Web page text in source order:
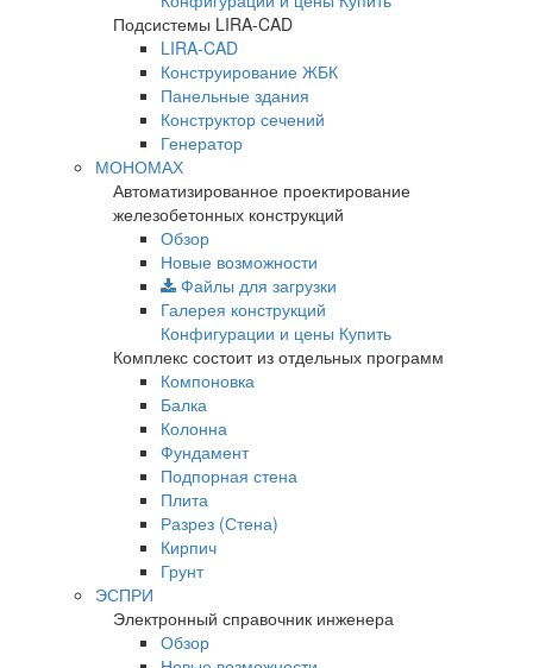
Подсистемы LIRA-CAD
LIRA-CAD
Конструирование ЖБК
Панельные здания
Конструктор сечений
Генератор
МОНОМАХ
Автоматизированное проектирование
железобетонных конструкций
Обзор
Новые возможности
Файлы для загрузки
Галерея конструкций
Конфигурации и цены Купить
Комплекс состоит из отдельных программ
Компоновка
Балка
Колонна
Фундамент
Подпорная стена
Плита
Разрез (Стена)
Кирпич
Грунт
ЭСПРИ
Электронный справочник инженера
Обзор